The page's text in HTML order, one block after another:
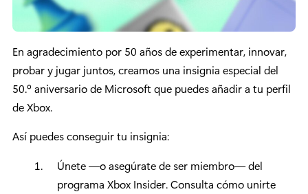
En agradecimiento por 50 años de experimentar, innovar,
probar y jugar juntos, creamos una insignia especial del
50.º aniversario de Microsoft que puedes añadir a tu perfil
de Xbox.
Así puedes conseguir tu insignia:
Únete —o asegúrate de ser miembro— del
programa Xbox Insider. Consulta cómo unirte